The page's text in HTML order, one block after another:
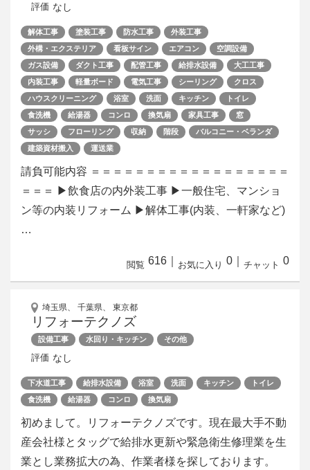
評価 なし
解体工事 塗装工事 防水工事
外装工事
外構・エクステリア
看板サイン エアコン
空調設備
ガス設備
ダクト工事 配管工事 給排水設備
大工工事
内装工事
軽量ボード 電気工事 シーリング
クロス
ハウスクリーニング
浴室 洗面 キッチン
トイレ
食洗機
給湯器 コンロ 換気扇 家具工事
窓
サッシ
フローリング 収納 階段
バルコニー・ベランダ
建築資材搬入
運送業
請負可能内容 ＝＝＝＝＝＝＝＝＝＝＝＝＝＝＝＝＝＝
＝＝＝ ▶飲食店の内外装工事 ▶一般住宅、マンショ
ン等の内装リフォーム ▶解体工事(内装、一軒家など)
…
閲覧 616 お気に入り 0 チャット 0
埼玉県、 千葉県、 東京都
リフォーテクノズ
設備工事 水回り・キッチン その他
評価 なし
下水道工事 給排水設備 浴室 洗面 キッチン
トイレ
食洗機
給湯器 コンロ 換気扇
初めまして。リフォーテクノズです。現在最大手不動
産会社様とタッグで給排水更新や緊急衛生修理業を生
業とし業務拡大の為、作業者様を探しております。